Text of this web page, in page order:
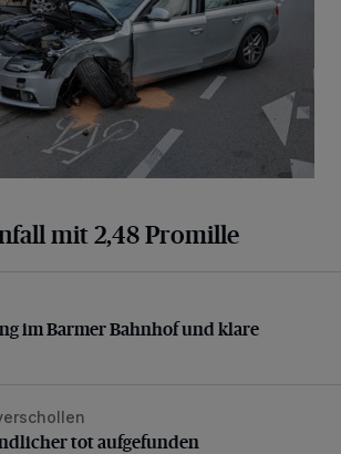
mit 2,48 Promille
im Barmer Bahnhof und klare Ansage
im Barmer Bahnhof und klare
tot aufgefunden
tot aufgefunden